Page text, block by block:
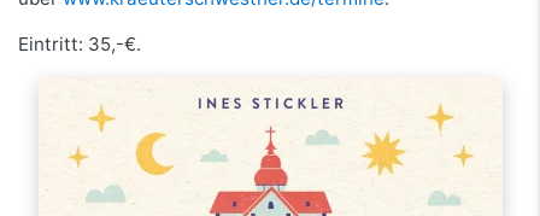
Eintritt: 35,-€.